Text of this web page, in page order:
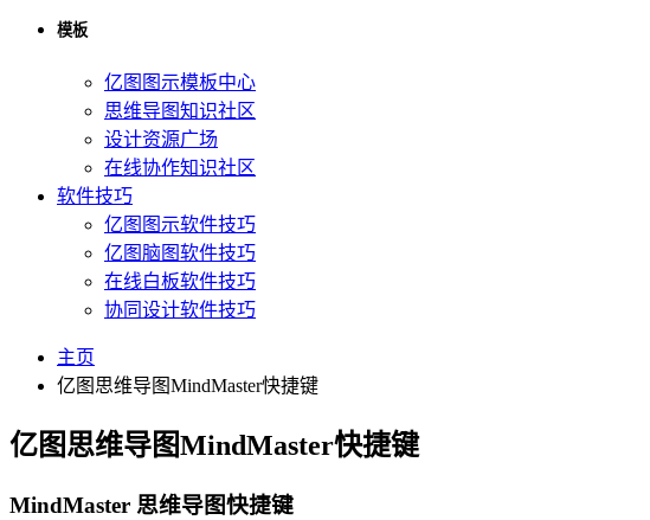
模板
亿图图示模板中心
思维导图知识社区
设计资源广场
在线协作知识社区
软件技巧
亿图图示软件技巧
亿图脑图软件技巧
在线白板软件技巧
协同设计软件技巧
主页
亿图思维导图MindMaster快捷键
亿图思维导图MindMaster快捷键
MindMaster 思维导图快捷键